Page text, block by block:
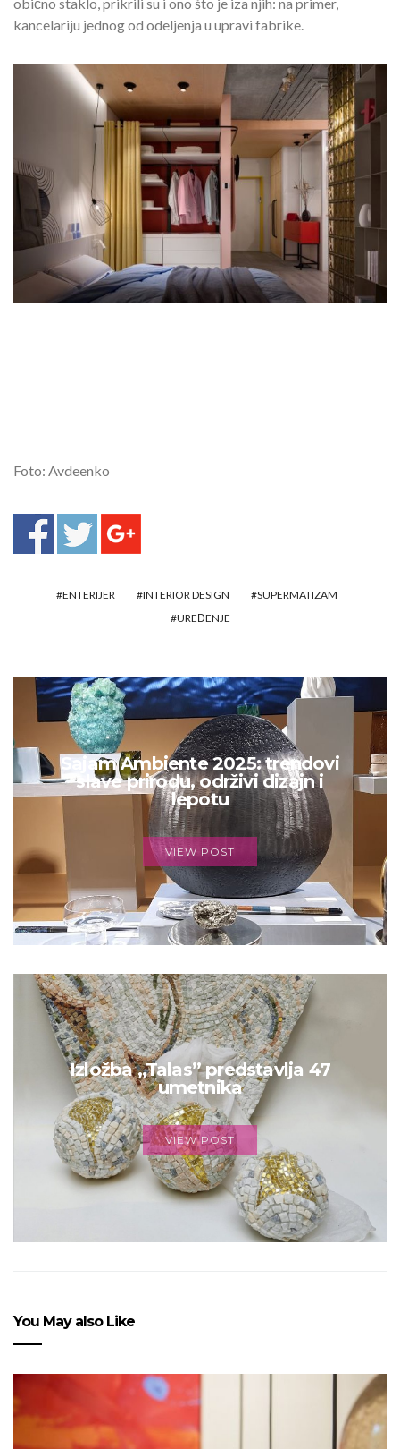
kancelariju jednog od odeljenja u upravi fabrike.
Foto: Avdeenko
ENTERIJER INTERIOR DESIGN
SUPERMATIZAM
UREĐENJE
Sajam Ambiente 2025: trendovi
slave prirodu, održivi dizajn i
lepotu
VIEW POST
Izložba „Talas” predstavlja 47
umetnika
VIEW POST
You May also Like